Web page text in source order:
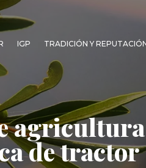
IGP TRADICIÓN Y
de tractor